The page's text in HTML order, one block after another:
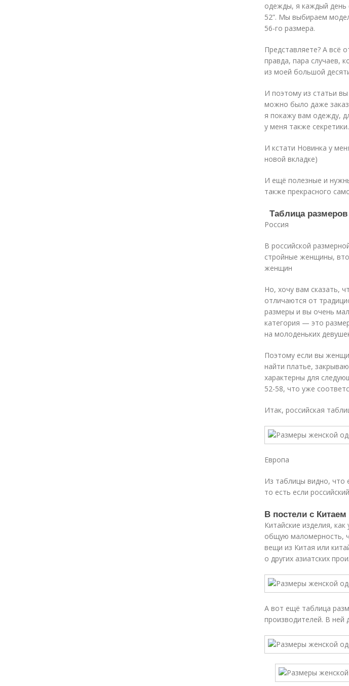
одежды, я каждый день
52”. Мы выбираем
56-го размера.
Представляете? А всё
правда, пара случаев,
из моей большой
И поэтому из статьи
можно было даже
я покажу вам одежду,
у меня также
И кстати Новинка у
новой вкладке)
И ещё полезные и
также прекрасного
Таблица
Россия
В российской
стройные женщины,
женщин
Но, хочу вам сказать,
отличаются от
размеры и вы очень
категория — это
на молоденьких
Поэтому если вы
найти платье,
характерны для
52-58, что уже
Итак, российская
Европа
Из таблицы видно, что
то есть если
В постели с Китаем
Китайские изделия,
общую маломерность,
вещи из Китая или
о других азиатских
А вот ещё таблица
производителей. В ней